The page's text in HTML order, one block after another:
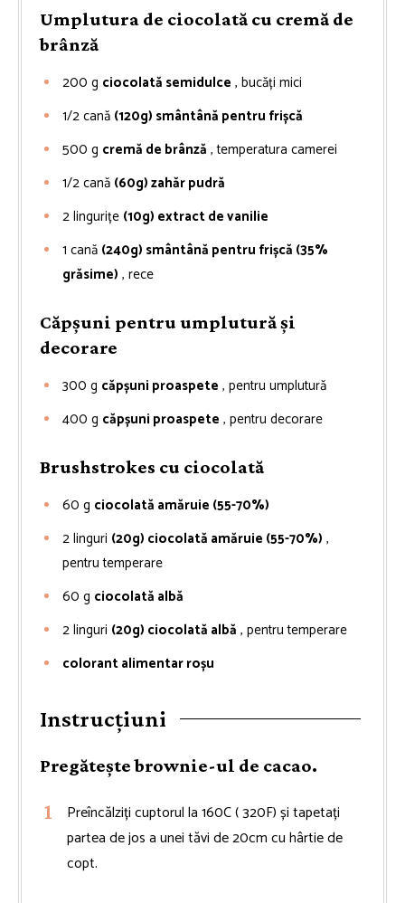
Umplutura de ciocolată cu cremă de
brânză
200 g ciocolată semidulce , bucăți mici
1/2cană (120g) smântână pentru frișcă
500 g cremă de brânză , temperatura camerei
1/2cană (60g) zahăr pudră
2lingurițe (10g) extract de vanilie
1 cană (240g) smântână pentru frișcă (35%
grăsime) , rece
Căpșuni pentru umplutură și
decorare
300 g căpșuni proaspete , pentru umplutură
400 g căpșuni proaspete , pentru decorare
Brushstrokes cu ciocolată
60 g ciocolată amăruie (55-70%)
2linguri (20g) ciocolată amăruie (55-70%) ,
pentru temperare
60 g ciocolată albă
2linguri (20g) ciocolată albă , pentru temperare
colorant alimentar roșu
Instrucțiuni
Pregătește brownie-ul de cacao.
Preîncălziți cuptorul la 160C ( 320F) și tapetați
partea de jos a unei tăvi de 20cm cu hârtie de
copt.